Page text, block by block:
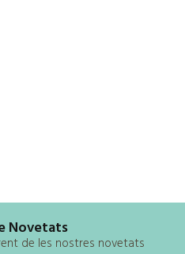
Novetats
de les nostres novetats